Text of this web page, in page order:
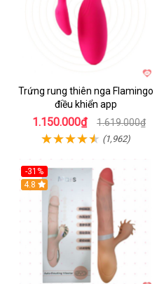
Trứng rung thiên nga Flamingo
điều khiển app
1.150.000₫ 1.619.000₫
(1,962)
-31%
4.8